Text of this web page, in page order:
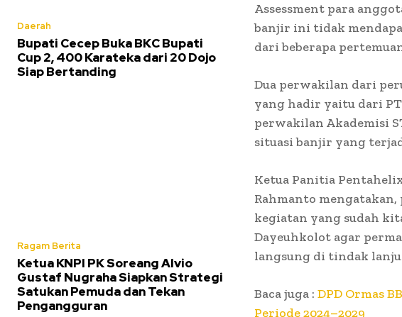
Daerah
Bupati Cecep Buka BKC Bupati
Cup 2, 400 Karateka dari 20 Dojo
Siap Bertanding
Ragam Berita
Ketua KNPI PK Soreang Alvio
Gustaf Nugraha Siapkan Strategi
Satukan Pemuda dan Tekan
Pengangguran
Assessment para
banjir ini tidak
dari beberapa
Dua perwakilan dari
yang hadir yaitu dari
perwakilan Akademisi
situasi banjir yang
Ketua Panitia
Rahmanto
kegiatan yang sudah
Dayeuhkolot agar
langsung di tindak
Baca juga : DPD Ormas
Periode 2024–2029